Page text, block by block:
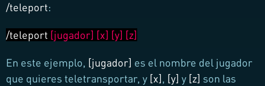
/teleport:
/teleport [jugador] [x] [y] [z]
En este ejemplo, [jugador] es el nombre del jugador
que quieres teletransportar, y [x], [y] y [z] son las